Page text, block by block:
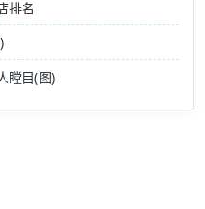
排名
瞠目(图)